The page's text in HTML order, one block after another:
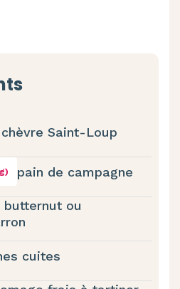
Saint-Loup
pain de campagne
butternut ou
cuites